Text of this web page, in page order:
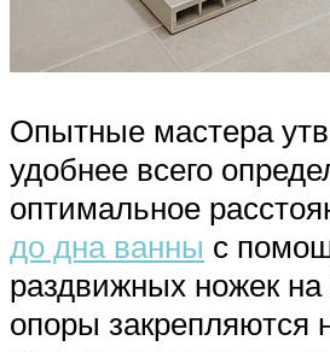
Опытные мастера
удобнее всего
оптимальное
до дна ванны с
раздвижных ножек на
опоры закрепляются